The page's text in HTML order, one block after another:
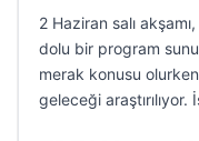
2 Haziran salı
dolu bir program
merak konusu
geleceği